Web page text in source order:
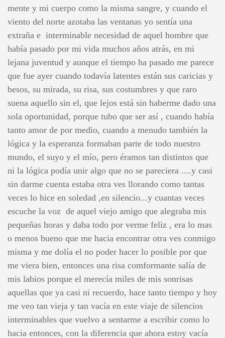
mente y mi cuerpo como la misma sangre, y cuando el
viento del norte azotaba las ventanas yo sentía una
extraña e interminable necesidad de aquel hombre que
había pasado por mi vida muchos años atrás, en mi
lejana juventud y aunque el tiempo ha pasado me parece
que fue ayer cuando todavía latentes están sus caricias y
besos, su mirada, su risa, sus costumbres y que raro
suena aquello sin el, que lejos está sin haberme dado una
sola oportunidad, porque tubo que ser así , cuando había
tanto amor de por medio, cuando a menudo también la
lógica y la esperanza formaban parte de todo nuestro
mundo, el suyo y el mío, pero éramos tan distintos que
ni la lógica podía unir algo que no se pareciera ....y casi
sin darme cuenta estaba otra ves llorando como tantas
veces lo hice en soledad ,en silencio...y cuantas veces
escuche la voz de aquel viejo amigo que alegraba mis
pequeñas horas y daba todo por verme feliz , era lo mas
o menos bueno que me hacia encontrar otra ves conmigo
misma y me dolía el no poder hacer lo posible por que
me viera bien, entonces una risa comformante salía de
mis labios porque el merecía miles de mis sonrisas
aquellas que ya casi ni recuerdo, hace tanto tiempo y hoy
me veo tan vieja y tan vacía en este viaje de silencios
interminables que vuelvo a sentarme a escribir como lo
hacia entonces, con la diferencia que ahora estoy vacía